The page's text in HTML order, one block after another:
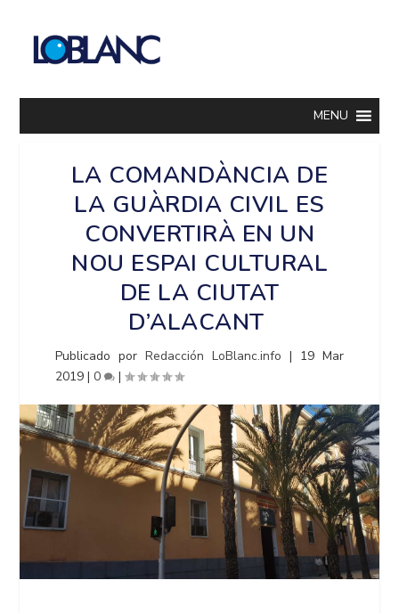
MENU
LA COMANDÀNCIA DE
LA GUÀRDIA CIVIL ES
CONVERTIRÀ EN UN
NOU ESPAI CULTURAL
DE LA CIUTAT
D’ALACANT
Publicado porRedacción LoBlanc.info | 19 Mar
2019 |0 |